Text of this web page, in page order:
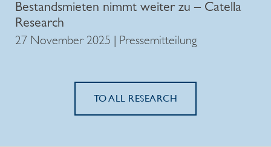
Bestandsmieten nimmt weiter zu – Catella
Research
27 November 2025 | Pressemitteilung
TO ALL RESEARCH